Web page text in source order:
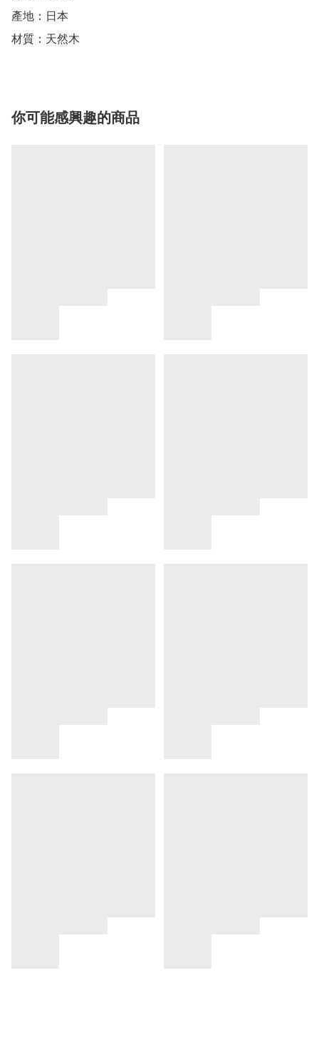
產地：日本
材質：天然木
你可能感興趣的商品